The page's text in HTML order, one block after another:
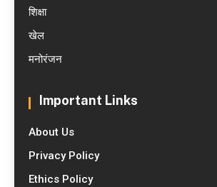
शिक्षा
खेल
मनोरंजन
Important Links
About Us
Privacy Policy
Ethics Policy